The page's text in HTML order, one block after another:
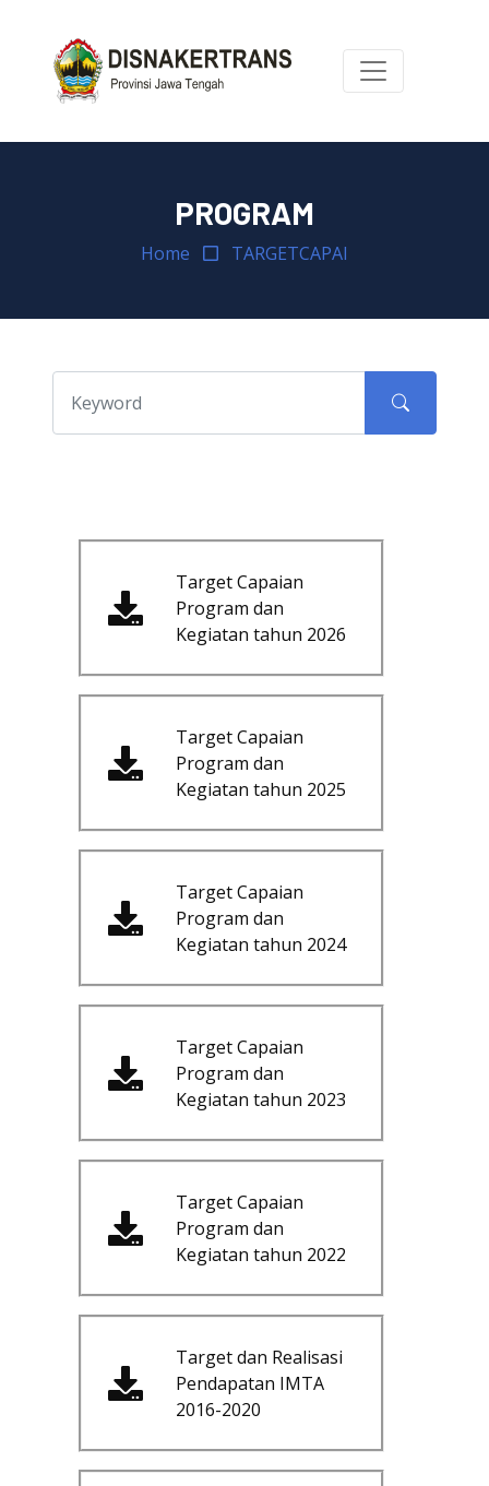
PROGRAM
Home TARGETCAPAI
Target Capaian
Program dan
Kegiatan tahun 2026
Target Capaian
Program dan
Kegiatan tahun 2025
Target Capaian
Program dan
Kegiatan tahun 2024
Target Capaian
Program dan
Kegiatan tahun 2023
Target Capaian
Program dan
Kegiatan tahun 2022
Target dan Realisasi
Pendapatan IMTA
2016-2020